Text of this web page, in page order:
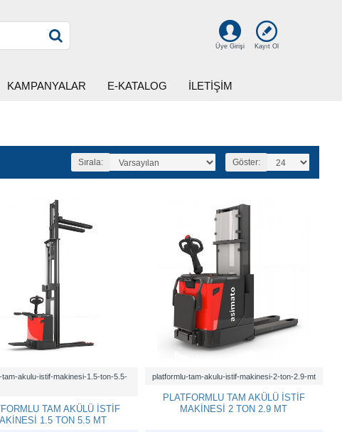
Üye Girişi Kayıt Ol
KAMPANYALAR E-KATALOG İLETİŞİM
Sırala: Göster:
tam-akulu-istif-makinesi-1.5-ton-5.5-
TAM AKÜLÜ İSTİF
1.5 TON 5.5 MT
platformlu-tam-akulu-istif-makinesi-2-ton-2.9-mt
PLATFORMLU TAM AKÜLÜ İSTİF
MAKİNESİ 2 TON 2.9 MT